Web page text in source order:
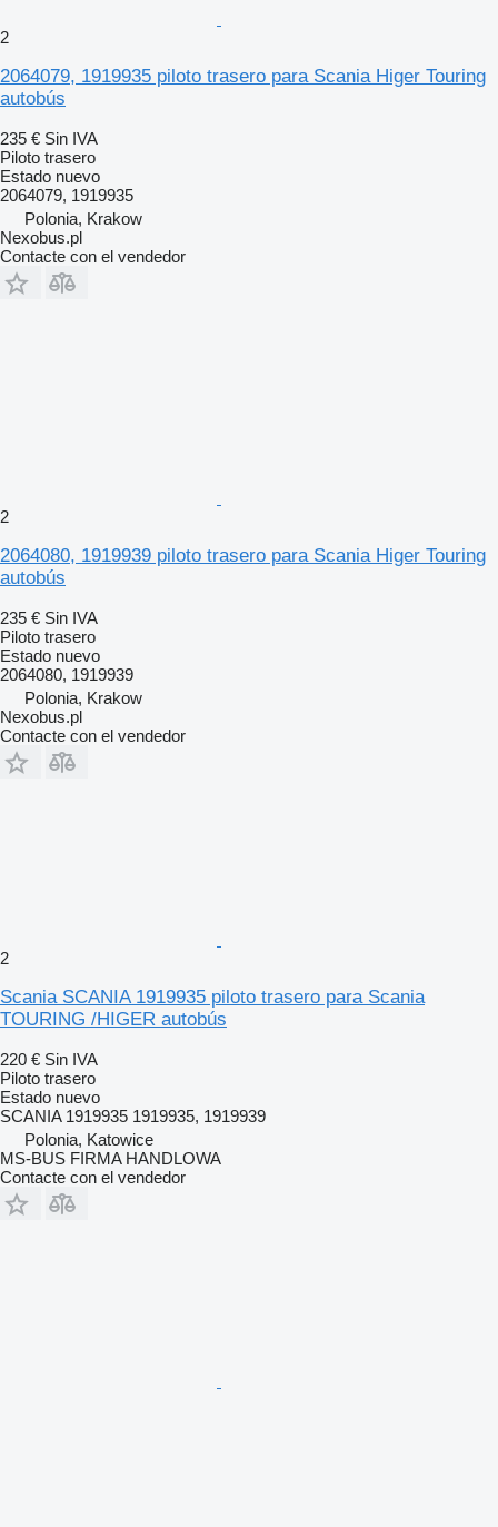
2
2064079, 1919935 piloto trasero para Scania Higer Touring
autobús
235 € Sin IVA
Piloto trasero
Estado nuevo
2064079, 1919935
Polonia, Krakow
Nexobus.pl
Contacte con el vendedor
2
2064080, 1919939 piloto trasero para Scania Higer Touring
autobús
235 € Sin IVA
Piloto trasero
Estado nuevo
2064080, 1919939
Polonia, Krakow
Nexobus.pl
Contacte con el vendedor
2
Scania SCANIA 1919935 piloto trasero para Scania
TOURING /HIGER autobús
220 € Sin IVA
Piloto trasero
Estado nuevo
SCANIA 1919935 1919935, 1919939
Polonia, Katowice
MS-BUS FIRMA HANDLOWA
Contacte con el vendedor